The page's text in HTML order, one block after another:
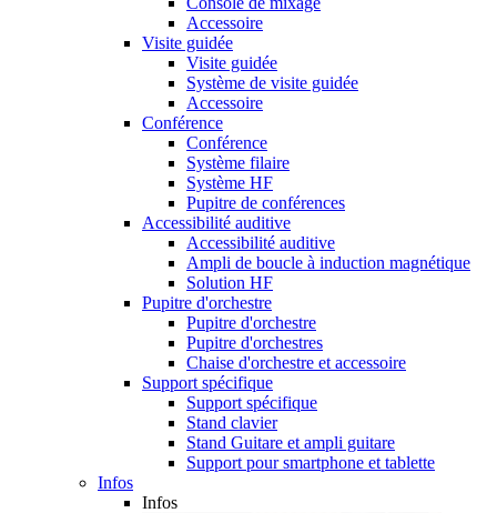
Accessoire
Visite guidée
Visite guidée
Système de visite guidée
Accessoire
Conférence
Conférence
Système filaire
Système HF
Pupitre de conférences
Accessibilité auditive
Accessibilité auditive
Ampli de boucle à induction magnétique
Solution HF
Pupitre d'orchestre
Pupitre d'orchestre
Pupitre d'orchestres
Chaise d'orchestre et accessoire
Support spécifique
Support spécifique
Stand clavier
Stand Guitare et ampli guitare
Support pour smartphone et tablette
Infos
Infos